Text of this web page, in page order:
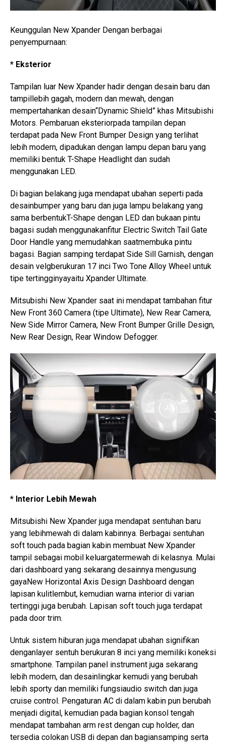
Keunggulan New Xpander Dengan berbagai
penyempurnaan:
* Eksterior
Tampilan luar New Xpander hadir dengan desain baru dan
tampillebih gagah, modern dan mewah, dengan
mempertahankan desain“Dynamic Shield” khas Mitsubishi
Motors. Pembaruan eksteriorpada tampilan depan
terdapat pada New Front Bumper Design yang terlihat
lebih modern, dipadukan dengan lampu depan baru yang
memiliki bentuk T-Shape Headlight dan sudah
menggunakan LED.
Di bagian belakang juga mendapat ubahan seperti pada
desainbumper yang baru dan juga lampu belakang yang
sama berbentukT-Shape dengan LED dan bukaan pintu
bagasi sudah menggunakanfitur Electric Switch Tail Gate
Door Handle yang memudahkan saatmembuka pintu
bagasi. Bagian samping terdapat Side Sill Garnish, dengan
desain velgberukuran 17 inci Two Tone Alloy Wheel untuk
tipe tertingginyayaitu Xpander Ultimate.
Mitsubishi New Xpander saat ini mendapat tambahan fitur
New Front 360 Camera (tipe Ultimate), New Rear Camera,
New Side Mirror Camera, New Front Bumper Grille Design,
New Rear Design, Rear Window Defogger.
* Interior Lebih Mewah
Mitsubishi New Xpander juga mendapat sentuhan baru
yang lebihmewah di dalam kabinnya. Berbagai sentuhan
soft touch pada bagian kabin membuat New Xpander
tampil sebagai mobil keluargatermewah di kelasnya. Mulai
dari dashboard yang sekarang desainnya mengusung
gayaNew Horizontal Axis Design Dashboard dengan
lapisan kulitlembut, kemudian warna interior di varian
tertinggi juga berubah. Lapisan soft touch juga terdapat
pada door trim.
Untuk sistem hiburan juga mendapat ubahan signifikan
denganlayer sentuh berukuran 8 inci yang memiliki koneksi
smartphone. Tampilan panel instrument juga sekarang
lebih modern, dan desainlingkar kemudi yang berubah
lebih sporty dan memiliki fungsiaudio switch dan juga
cruise control. Pengaturan AC di dalam kabin pun berubah
menjadi digital, kemudian pada bagian konsol tengah
mendapat tambahan arm rest dengan cup holder, dan
tersedia colokan USB di depan dan bagiansamping serta